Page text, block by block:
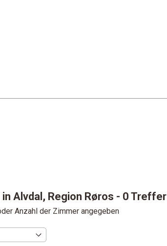
Alvdal, Region Røros - 0 Treffer
Anzahl der Zimmer angegeben